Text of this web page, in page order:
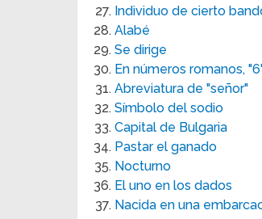
Individuo de cierto
Alabé
Se dirige
En números romanos,
Abreviatura de "señor"
Símbolo del sodio
Capital de Bulgaria
Pastar el ganado
Nocturno
El uno en los dados
Nacida en una